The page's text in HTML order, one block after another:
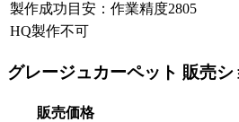
製作成功目安：作業精度2805
HQ製作不可
グレージュカーペット 販売シ
販売価格